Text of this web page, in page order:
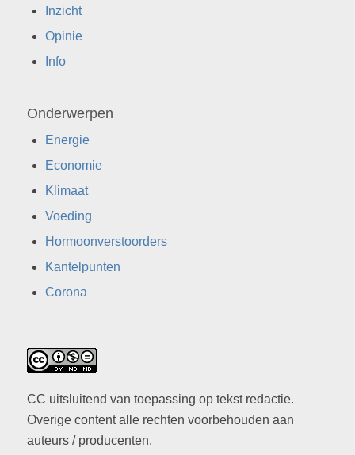
Inzicht
Opinie
Info
Onderwerpen
Energie
Economie
Klimaat
Voeding
Hormoonverstoorders
Kantelpunten
Corona
CC uitsluitend van toepassing op tekst redactie.
Overige content alle rechten voorbehouden aan
auteurs / producenten.